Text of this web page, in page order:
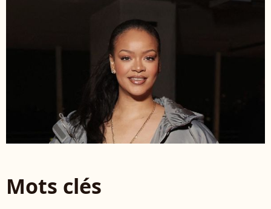
Mots clés